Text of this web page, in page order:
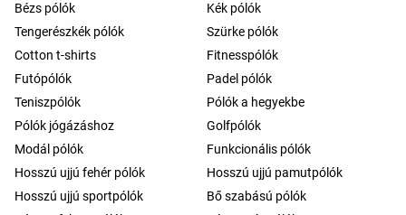
Bézs pólók
Kék pólók
Tengerészkék pólók
Szürke pólók
Cotton t-shirts
Fitnesspólók
Futópólók
Padel pólók
Teniszpólók
Pólók a hegyekbe
Pólók jógázáshoz
Golfpólók
Modál pólók
Funkcionális pólók
Hosszú ujjú fehér pólók
Hosszú ujjú pamutpólók
Hosszú ujjú sportpólók
Bő szabású pólók